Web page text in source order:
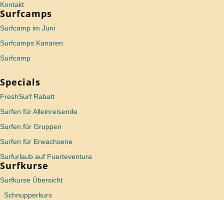
Kontakt
Surfcamps
Surfcamp im Juni
Surfcamps Kanaren
Surfcamp
Specials
FreshSurf Rabatt
Surfen für Alleinreisende
Surfen für Gruppen
Surfen für Erwachsene
Surfurlaub auf Fuerteventura
Surfkurse
Surfkurse Übersicht
Schnupperkurs